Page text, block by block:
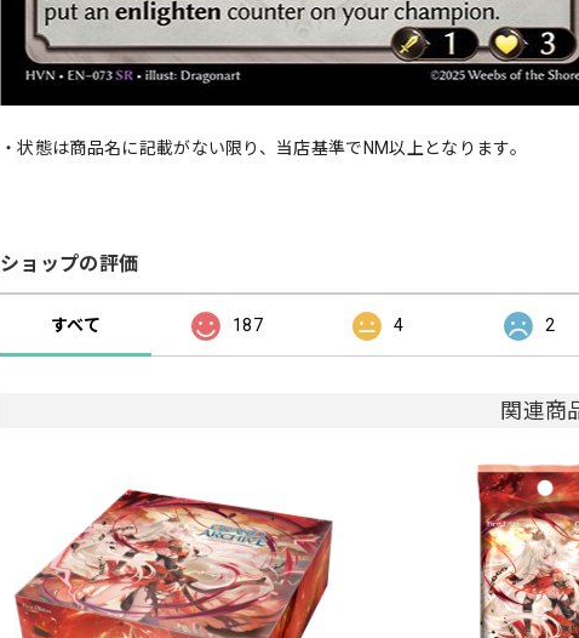
・状態は商品名に記載がない限り、当店基準でNM以上となります。
ショップの評価
すべて 187 4 2
関連商